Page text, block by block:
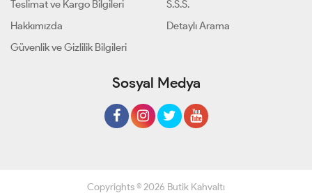
Teslimat ve Kargo Bilgileri
Hakkımızda
Güvenlik ve Gizlilik Bilgileri
S.S.S.
Detaylı Arama
Sosyal Medya
Copyrights © 2026 Butik Kahvaltı